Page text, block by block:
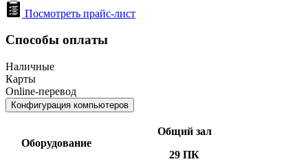
Посмотреть прайс-лист
Способы оплаты
Наличные
Карты
Online-перевод
Конфигурация компьютеров
Оборудование
Общий зал
29 ПК